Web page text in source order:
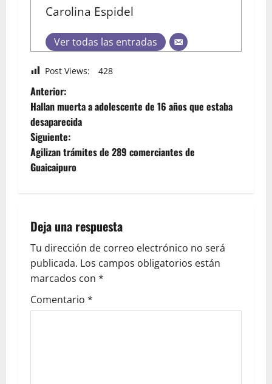
Carolina Espidel
Ver todas las entradas
Post Views: 428
Anterior:
Hallan muerta a adolescente de 16 años que estaba
desaparecida
Siguiente:
Agilizan trámites de 289 comerciantes de
Guaicaipuro
Deja una respuesta
Tu dirección de correo electrónico no será
publicada. Los campos obligatorios están
marcados con *
Comentario *